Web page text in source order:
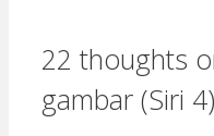
22 thoughts
gambar (Siri